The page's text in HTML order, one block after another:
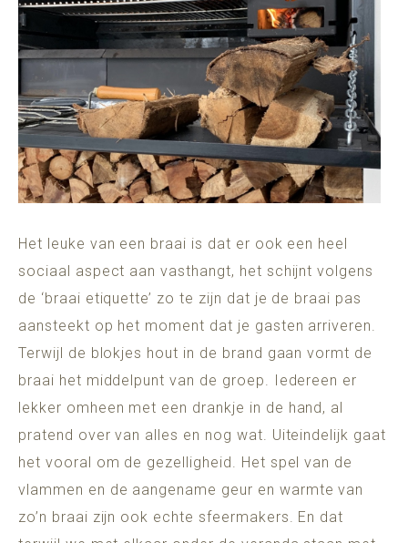
Het leuke van een braai is dat er ook een heel
sociaal aspect aan vasthangt, het schijnt volgens
de ‘braai etiquette’ zo te zijn dat je de braai pas
aansteekt op het moment dat je gasten arriveren.
Terwijl de blokjes hout in de brand gaan vormt de
braai het middelpunt van de groep. Iedereen er
lekker omheen met een drankje in de hand, al
pratend over van alles en nog wat. Uiteindelijk gaat
het vooral om de gezelligheid. Het spel van de
vlammen en de aangename geur en warmte van
zo’n braai zijn ook echte sfeermakers. En dat